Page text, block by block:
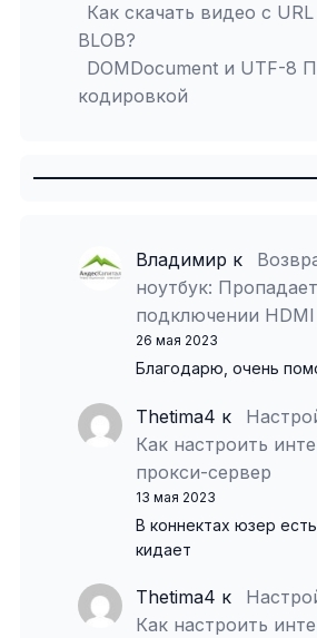
Как скачать видео с
BLOB?
DOMDocument и UTF-8
кодировкой
Владимир к
ноутбук:
подключении HDMI
26 мая 2023
Благодарю, очень
Thetima4 к
Как настроить
прокси-сервер
13 мая 2023
В коннектах юзер
кидает
Thetima4 к
Как настроить